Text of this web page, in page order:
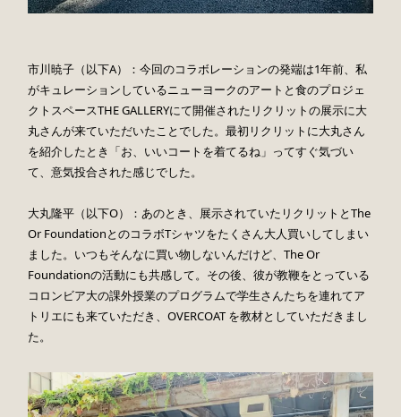
市川暁子（以下A）：今回のコラボレーションの発端は1年前、私
がキュレーションしているニューヨークのアートと食のプロジェ
クトスペースTHE GALLERYにて開催されたリクリットの展示に大
丸さんが来ていただいたことでした。最初リクリットに大丸さん
を紹介したとき「お、いいコートを着てるね」ってすぐ気づい
て、意気投合された感じでした。
大丸隆平（以下O）：あのとき、展示されていたリクリットとThe
Or FoundationとのコラボTシャツをたくさん大人買いしてしまい
ました。いつもそんなに買い物しないんだけど、The Or
Foundationの活動にも共感して。その後、彼が教鞭をとっている
コロンビア大の課外授業のプログラムで学生さんたちを連れてア
トリエにも来ていただき、OVERCOAT を教材としていただきまし
た。